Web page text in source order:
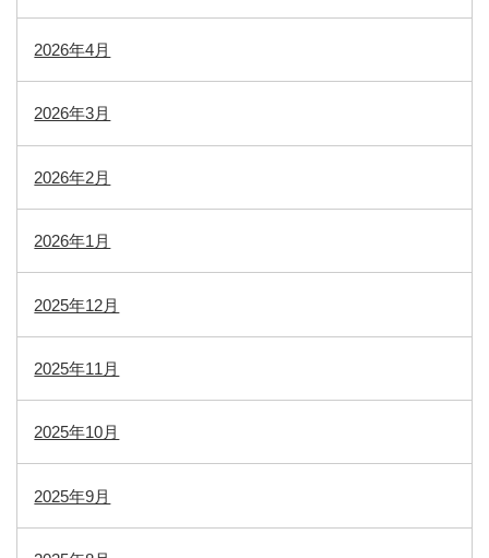
2026年4月
2026年3月
2026年2月
2026年1月
2025年12月
2025年11月
2025年10月
2025年9月